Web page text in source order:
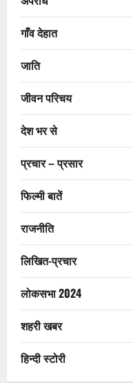
गाँव देहात
जाति
जीवन परिचय
देश भर से
प्रचार – प्रसार
फिल्मी बातें
राजनीति
लिखित-प्रचार
लोकसभा 2024
शहरी खबर
हिन्दी स्टोरी